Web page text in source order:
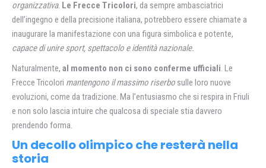
organizzativa. Le Frecce Tricolori, da sempre ambasciatrici
dell’ingegno e della precisione italiana, potrebbero essere chiamate a
inaugurare la manifestazione con una figura simbolica e potente,
capace di unire sport, spettacolo e identità nazionale.
Naturalmente, al momento non ci sono conferme ufficiali. Le
Frecce Tricolori mantengono il massimo riserbo sulle loro nuove
evoluzioni, come da tradizione. Ma l’entusiasmo che si respira in Friuli
e non solo lascia intuire che qualcosa di speciale stia davvero
prendendo forma.
Un decollo olimpico che resterà nella
storia